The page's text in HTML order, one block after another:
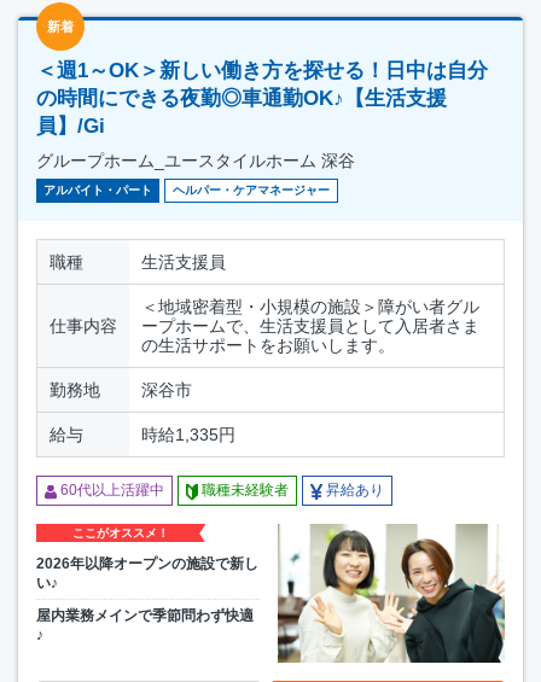
新着
＜週1～OK＞新しい働き方を探せる！日中は自分
の時間にできる夜勤◎車通勤OK♪【生活支援
員】/Gi
グループホーム_ユースタイルホーム 深谷
アルバイト・パート ヘルパー・ケアマネージャー
職種 生活支援員
仕事内容
＜地域密着型・小規模の施設＞障がい者グル
ープホームで、生活支援員として入居者さま
の生活サポートをお願いします。
勤務地 深谷市
給与 時給1,335円
60代以上活躍中 職種未経験者 昇給あり
ここがオススメ！
2026年以降オープンの施設で新し
い♪
屋内業務メインで季節問わず快適
♪